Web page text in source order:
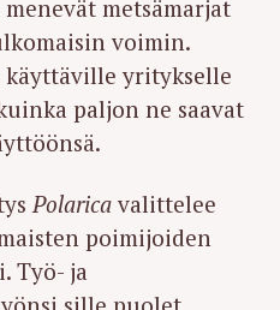
metsämarjat
voimin.
käyttäville yritykselle
paljon ne saavat
Polarica valittelee
poimijoiden
Työ- ja